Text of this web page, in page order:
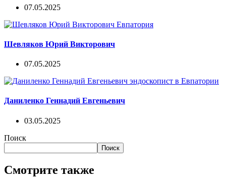
07.05.2025
Шевляков Юрий Викторович
07.05.2025
Даниленко Геннадий Евгеньевич
03.05.2025
Поиск
Поиск
Смотрите также